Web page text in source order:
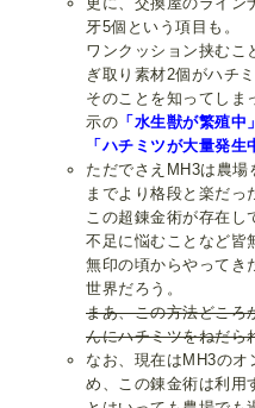
牙5個という項目も。
ワンクッション挟むこ
ぎ取り素材2個がハチ
そのことを知ってしま
示の 「水生獣が繁殖中」
「ハチミツが大量発生
ただでさえMH3は農
までより格段と楽だっ
この超錬金術が存在し
不足に悩むことなど皆
無印の頃からやってき
世界だろう。
まあ、この方法どころ
んにハチミツをねだ
なお、現在はMH3の
め、この錬金術は利用